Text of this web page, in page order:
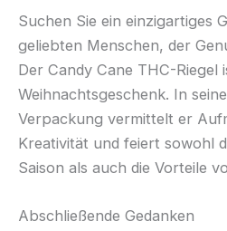
Suchen Sie ein einzigartiges
geliebten Menschen, der
Der Candy Cane THC-Riegel
Weihnachtsgeschenk. In
Verpackung vermittelt er
Kreativität und feiert sowohl
Saison als auch die Vorteile
Abschließende Gedanken